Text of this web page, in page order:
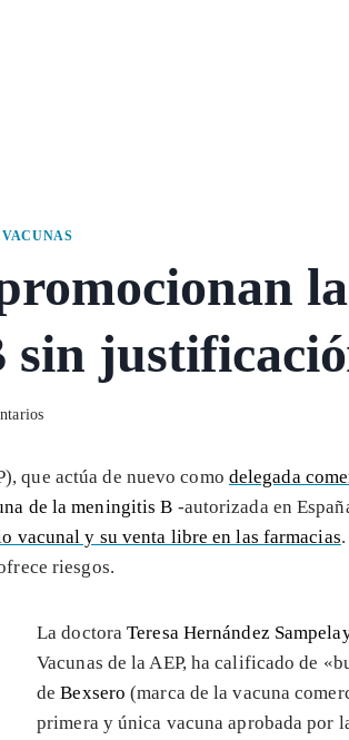
|VACUNAS
sin
que actúa de nuevo como delegada
de la meningitis B -autorizada en
vacunal y su venta libre en las farmacias
riesgos.
La doctoraTeresa Hernández
Vacunas de la AEP, ha calificado de
deBexsero (marca de la vacuna
primera y única vacuna aprobada por